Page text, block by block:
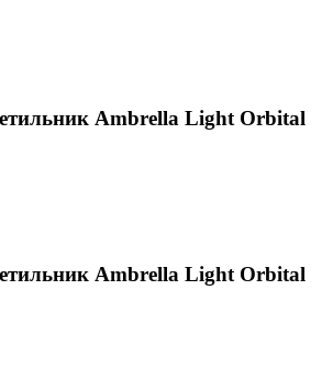
Ambrella Light Orbital
Ambrella Light Orbital